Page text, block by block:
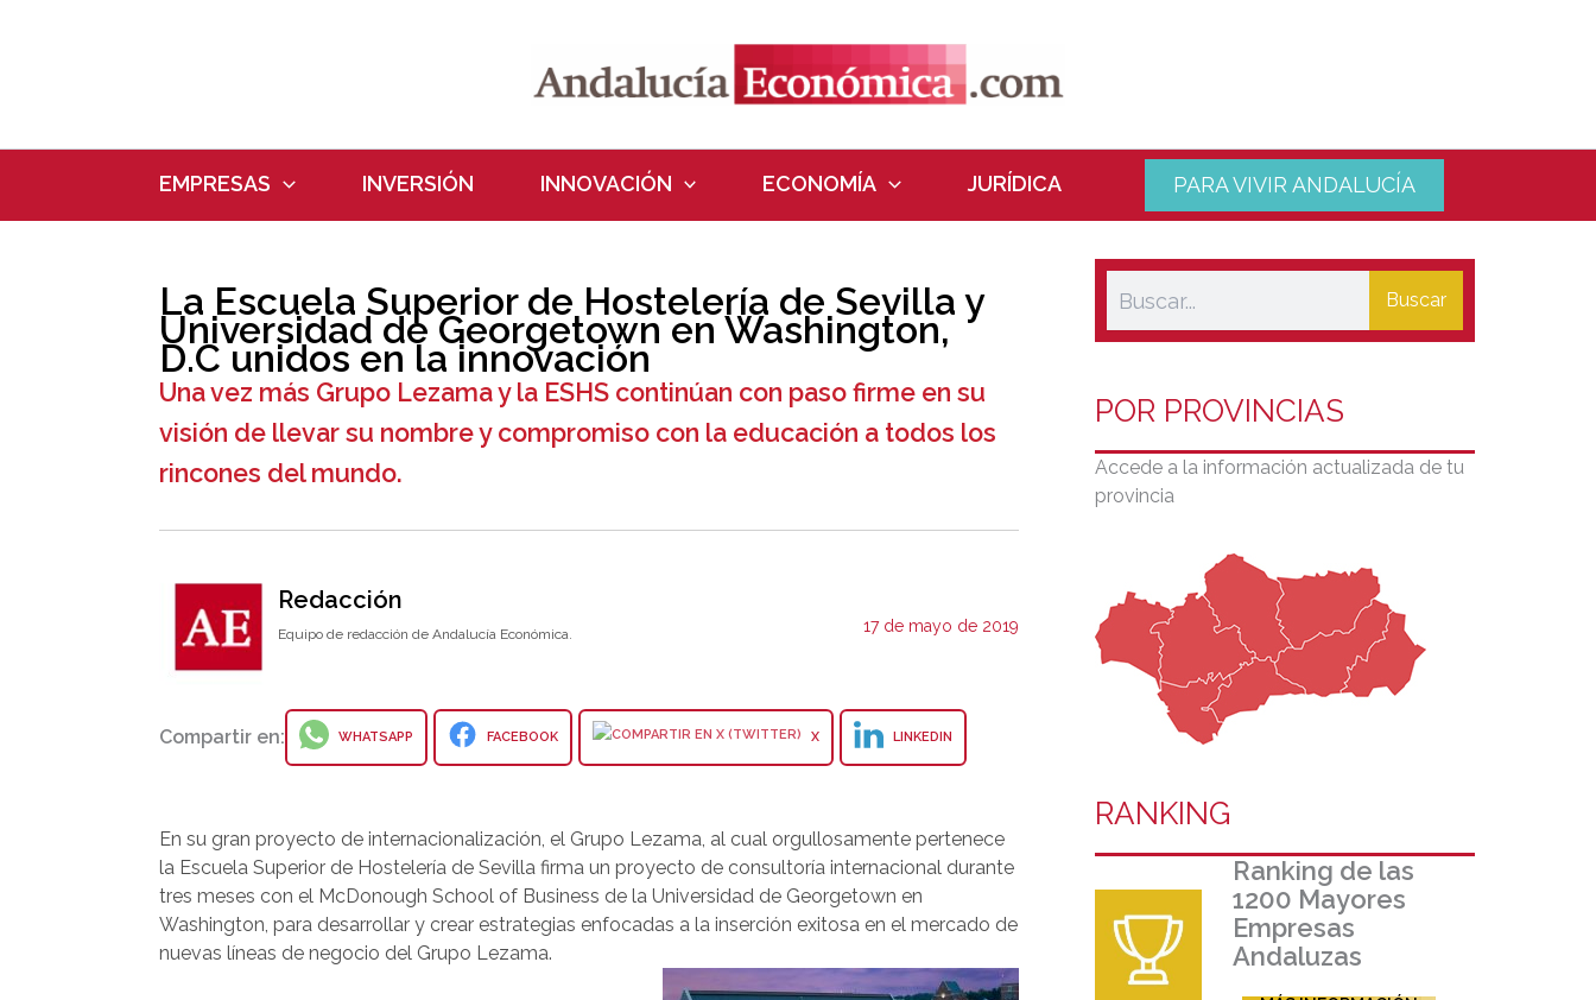
EMPRESAS INVERSIÓN INNOVACIÓN ECONOMÍA JURÍDICA PARA VIVIR ANDALUCÍA
La Escuela Superior de Hostelería de Sevilla y
Universidad de Georgetown en Washington,
D.C unidos en la innovación
Una vez más Grupo Lezama y la ESHS continúan con paso firme en su
visión de llevar su nombre y compromiso con la educación a todos los
rincones del mundo.
Redacción
Equipo de redacción de Andalucía Económica. 17 de mayo de 2019
Compartir en: WHATSAPP FACEBOOK X LINKEDIN
En su gran proyecto de internacionalización, el Grupo Lezama, al cual orgullosamente pertenece
la Escuela Superior de Hostelería de Sevilla firma un proyecto de consultoría internacional durante
tres meses con el McDonough School of Business de la Universidad de Georgetown en
Washington, para desarrollar y crear estrategias enfocadas a la inserción exitosa en el mercado de
nuevas líneas de negocio del Grupo Lezama.
Buscar
POR PROVINCIAS
Accede a la información actualizada de tu
provincia
RANKING
Ranking de las
1200 Mayores
Empresas
Andaluzas